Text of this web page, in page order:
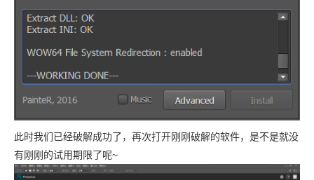
此时我们已经破解成功了，再次打开刚刚破解的软件，是不是就没
有刚刚的试用期限了呢~